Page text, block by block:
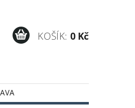
KOŠÍK: 0 Kč